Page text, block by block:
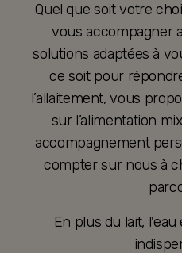
Quel que soit votre
vous accompagner
solutions adaptées à
ce soit pour
l’allaitement, vous
sur l’alimentation
accompagnement
compter sur nous à
En plus du lait,